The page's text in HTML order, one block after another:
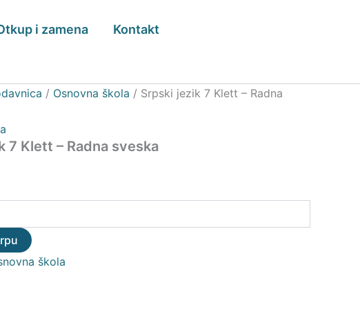
i zamena Kontakt
/ Osnovna škola / Srpski jezik 7 Klett – Radna
7 Klett – Radna sveska
škola